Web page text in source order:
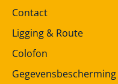
Contact
Ligging & Route
Colofon
Gegevensbescherming